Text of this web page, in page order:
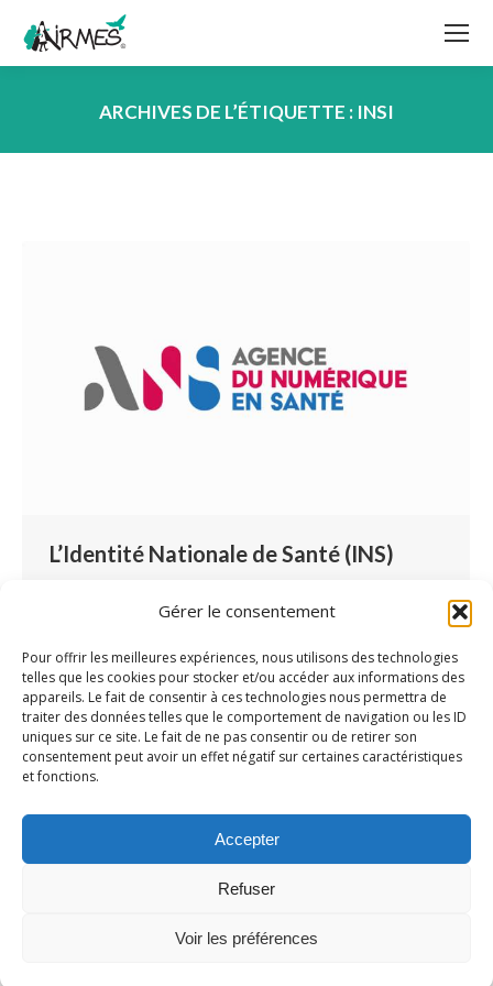
Gérer le consentement
Pour offrir les meilleures expériences, nous utilisons des technologies
telles que les cookies pour stocker et/ou accéder aux informations des
appareils. Le fait de consentir à ces technologies nous permettra de
traiter des données telles que le comportement de navigation ou les ID
uniques sur ce site. Le fait de ne pas consentir ou de retirer son
consentement peut avoir un effet négatif sur certaines caractéristiques
et fonctions.
Accepter
Refuser
Voir les préférences
ARCHIVES DE L’ÉTIQUETTE : INSI
L’Identité Nationale de Santé (INS)
Laisser un commentaire
L’identité nationale de santé (INS), qu’est-ce
que c’est ? Qu’est-ce qui va changer ? Comment
faire pour l’intégrer dans vos pratiques ? Que
peuvent faire vos logiciels de DUI pour vous
aider ? L’identité nationale de santé (INS), fait
2022, adaptée aux acteurs du médico-social.
Partie intégrante…